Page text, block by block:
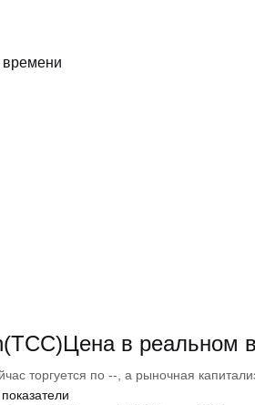
в реальном
торгуется по --, а рыночная